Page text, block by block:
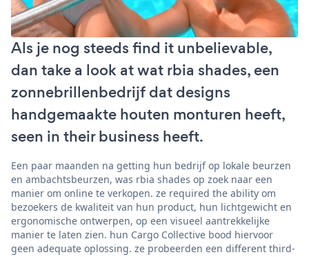
Als je nog steeds find it unbelievable,
dan take a look at wat rbia shades, een
zonnebrillenbedrijf dat designs
handgemaakte houten monturen heeft,
seen in their business heeft.
Een paar maanden na getting hun bedrijf op lokale beurzen
en ambachtsbeurzen, was rbia shades op zoek naar een
manier om online te verkopen. ze required the ability om
bezoekers de kwaliteit van hun product, hun lichtgewicht en
ergonomische ontwerpen, op een visueel aantrekkelijke
manier te laten zien. hun Cargo Collective bood hiervoor
geen adequate oplossing. ze probeerden een different third-